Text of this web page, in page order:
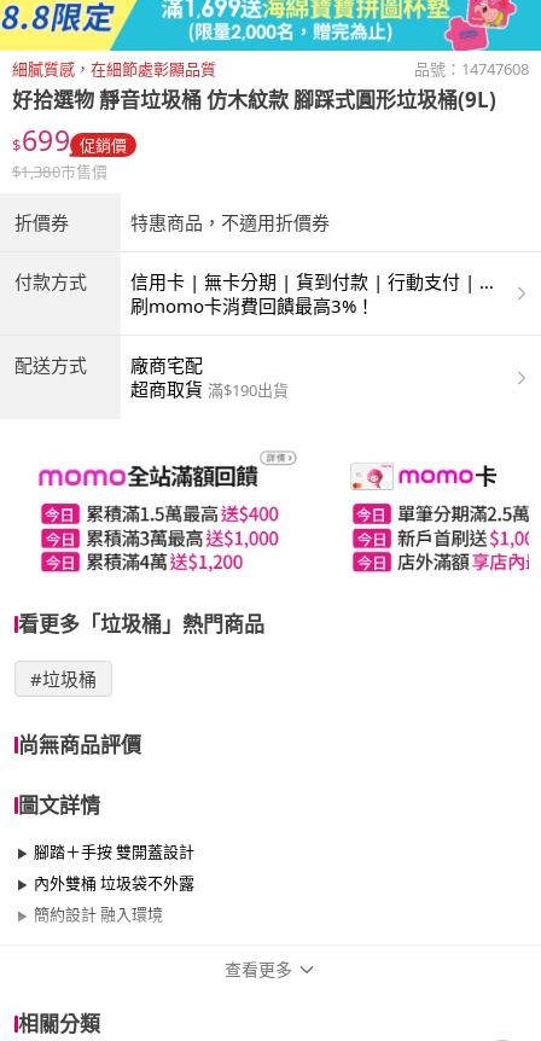
細膩質感，在細節處彰顯品質 品號： 14747608
好拾選物靜音垃圾桶 仿木紋款 腳踩式圓形垃圾桶(9L)
$699 促銷價
$1,380市售價
折價券 特惠商品，不適用折價券
付款方式
信用卡 | 無卡分期 | 貨到付款 | 行動支付 | 超
商付款 | ATM | 銀聯卡
刷momo卡消費回饋最高3%！
配送方式
廠商宅配
超商取貨 滿$190出貨
看更多「垃圾桶」熱門商品
#垃圾桶
尚無商品評價
圖文詳情
腳踏＋手按 雙開蓋設計
內外雙桶 垃圾袋不外露
簡約設計 融入環境
查看更多
相關分類